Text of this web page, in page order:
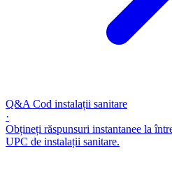
Q&A Cod instalații sanitare
·
Obțineți răspunsuri instantanee la
UPC de instalații sanitare.